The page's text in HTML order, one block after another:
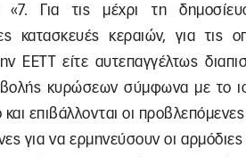
«7. Για τις μέχρι τη
κατασκευές κεραιών, για τις
ΕΕΤΤ είτε αυτεπαγγέλτως
κυρώσεων σύμφωνα με το
και επιβάλλονται οι
για να ερμηνεύσουν οι